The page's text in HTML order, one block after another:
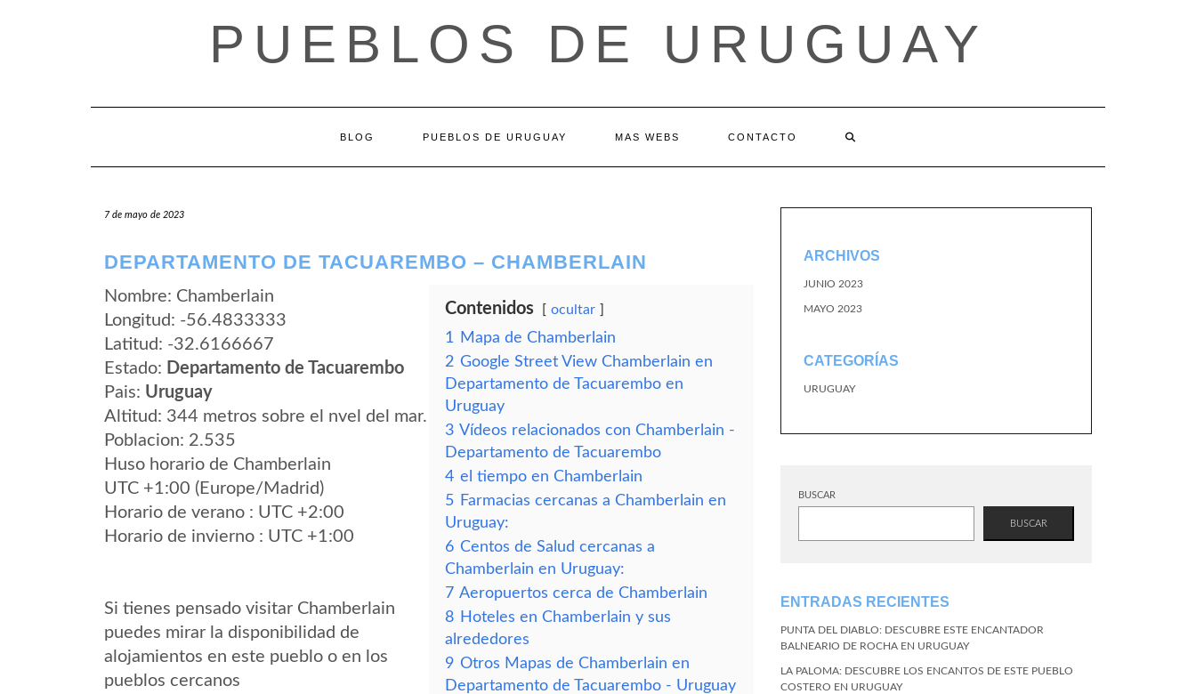
PUEBLOS DE URUGUAY
BLOG PUEBLOS DE URUGUAY MAS WEBS CONTACTO
7 de mayo de 2023
DEPARTAMENTO DE TACUAREMBO – CHAMBERLAIN
Nombre: Chamberlain
Longitud: -56.4833333
Latitud: -32.6166667
Estado: Departamento de Tacuarembo
Pais: Uruguay
Altitud: 344 metros sobre el nvel del mar.
Poblacion: 2.535
Huso horario de Chamberlain
UTC +1:00 (Europe/Madrid)
Horario de verano : UTC +2:00
Horario de invierno : UTC +1:00
Si tienes pensado visitar Chamberlain
puedes mirar la disponibilidad de
alojamientos en este pueblo o en los
pueblos cercanos
Contenidos ocultar
1
Mapa de Chamberlain
2 Google Street View Chamberlain en
Departamento de Tacuarembo en
Uruguay
3 Vídeos relacionados con Chamberlain -
Departamento de Tacuarembo
4 el tiempo en Chamberlain
5 Farmacias cercanas a Chamberlain en
Uruguay:
6 Centos de Salud cercanas a
Chamberlain en Uruguay:
7 Aeropuertos cerca de Chamberlain
8 Hoteles en Chamberlain y sus
alrededores
9 Otros Mapas de Chamberlain en
Departamento de Tacuarembo - Uruguay
ARCHIVOS
JUNIO 2023
MAYO 2023
CATEGORÍAS
URUGUAY
BUSCAR
BUSCAR
ENTRADAS RECIENTES
PUNTA DEL DIABLO: DESCUBRE ESTE ENCANTADOR
BALNEARIO DE ROCHA EN URUGUAY
LA PALOMA: DESCUBRE LOS ENCANTOS DE ESTE PUEBLO
COSTERO EN URUGUAY